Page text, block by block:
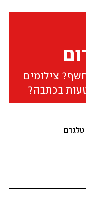
צילומים
בכתבה?
טלגרם